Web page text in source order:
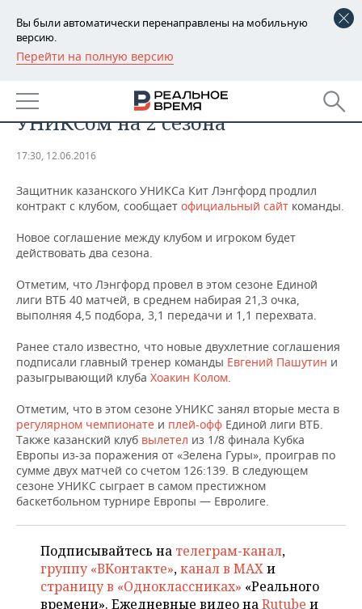
Вы были автоматически перенаправлены на мобильную
версию.
Перейти на полную версию
РЕГИОНЫ
БАШКОРТОСТАН
ТАТАРСТАН
НОВОСТИ
АНАЛИТИКА
ДЕКЛАРАЦИИ О ДОХОДАХ
КОРОЛИ ГОСЗАКАЗА ПФО
ВУЗЫ ТАТАРСТАНА
КОМУ ПРИНАДЛЕЖАТ
ТАТАРСТАНА
НОВОСТИ ЭКОНОМИКИ
ФИНАНСЫ
БАНКИ
БЮДЖЕТ
ИНВЕСТИЦИИ
ПРОМЫШЛЕННОСТЬ
НОВОСТИ
ПРОМЫШЛЕННОСТИ
АГРОПРОМ
НЕФТЕХИМИЯ
НЕФТЬ
ОПК
ЭНЕРГЕТИКА
НЕДВИЖИМОСТЬ
НОВОСТИ НЕДВИЖИМОСТИ
АВТО
НОВОСТИ АВТО
БИЗНЕС
НОВОСТИ БИЗНЕСА
ТРАНСПОРТ
УСЛУГИ
ТЕХНОЛОГИИ
IT
МЕДИА
ТЕЛЕКОММУНИКАЦИИ
НОВОСТИ МЕРОПРИЯТИЙ
ВЫЕЗДНАЯ РЕДАКЦИЯ
БИЗНЕС-БРАНЧИ
ОТКРЫТАЯ ЛЕКЦИЯ
СПОРТ
НОВОСТИ СПОРТА
ФУТБОЛ
БАСКЕТБОЛ
ОБЩЕСТВО
НОВОСТИ ОБЩЕСТВА
ИНФРАСТРУКТУРА
ФОТОГАЛЕРЕЯ
СЮЖЕТЫ
СПРАВОЧНИК
Лэнгфорд продлил контракт с
УНИКСом на 2 сезона
17:30, 12.06.2016
Защитник казанского УНИКСа Кит Лэнгфорд продлил
контракт с клубом, сообщает официальный сайт команды.
Новое соглашение между клубом и игроком будет
действовать два сезона.
Отметим, что Лэнгфорд провел в этом сезоне Единой
лиги ВТБ 40 матчей, в среднем набирая 21,3 очка,
выполняя 4,5 подбора, 3,1 передачи и 1,1 перехвата.
Ранее стало известно, что новые двухлетние соглашения
подписали главный тренер команды Евгений Пашутин и
разыгрывающий клуба Хоакин Колом.
Отметим, что в этом сезоне УНИКС занял вторые места в
регулярном чемпионате и плей-офф Единой лиги ВТБ.
Также казанский клуб вылетел из 1/8 финала Кубка
Европы из-за поражения от «Зелена Гуры», проиграв по
сумме двух матчей со счетом 126:139. В следующем
сезоне УНИКС сыграет в самом престижном
баскетбольном турнире Европы — Евролиге.
Подписывайтесь на телеграм-канал,
группу «ВКонтакте»,канал в MAXи
страницу в «Одноклассниках» «Реального
времени». Ежедневные видео наRutube и